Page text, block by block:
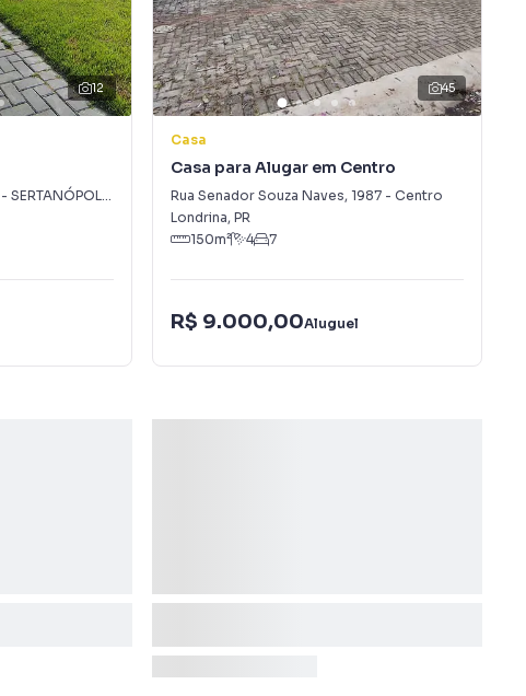
12
- SERTANÓPOLIS
45
Casa
Casa para Alugar em Centro
Rua Senador Souza Naves, 1987- Centro
Londrina, PR
150m² 4 7
R$ 9.000,00Aluguel